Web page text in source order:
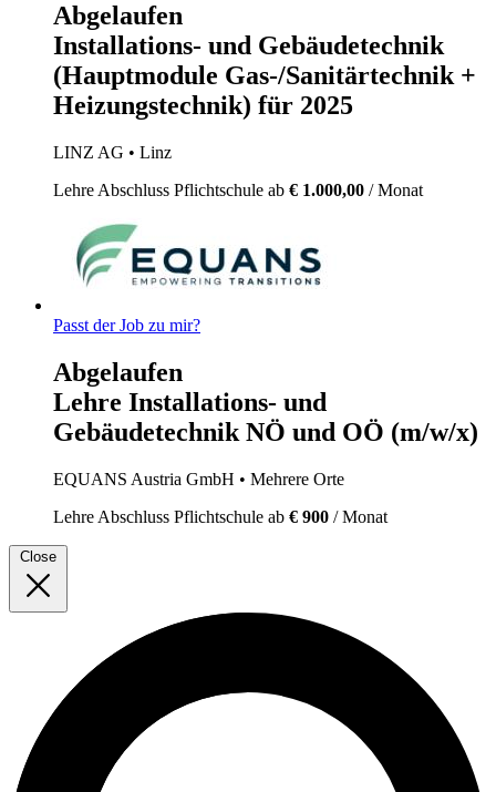
Abgelaufen
Installations- und Gebäudetechnik
(Hauptmodule Gas-/Sanitärtechnik +
Heizungstechnik) für 2025
LINZ AG • Linz
Lehre Abschluss Pflichtschule ab € 1.000,00 / Monat
Passt der Job zu mir?
Abgelaufen
Lehre Installations- und
Gebäudetechnik NÖ und OÖ (m/w/x)
EQUANS Austria GmbH • Mehrere Orte
Lehre Abschluss Pflichtschule ab € 900 / Monat
Close